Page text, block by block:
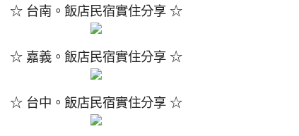
☆ 台南。飯店民宿實住分享 ☆
☆ 嘉義。飯店民宿實住分享 ☆
☆ 台中。飯店民宿實住分享 ☆